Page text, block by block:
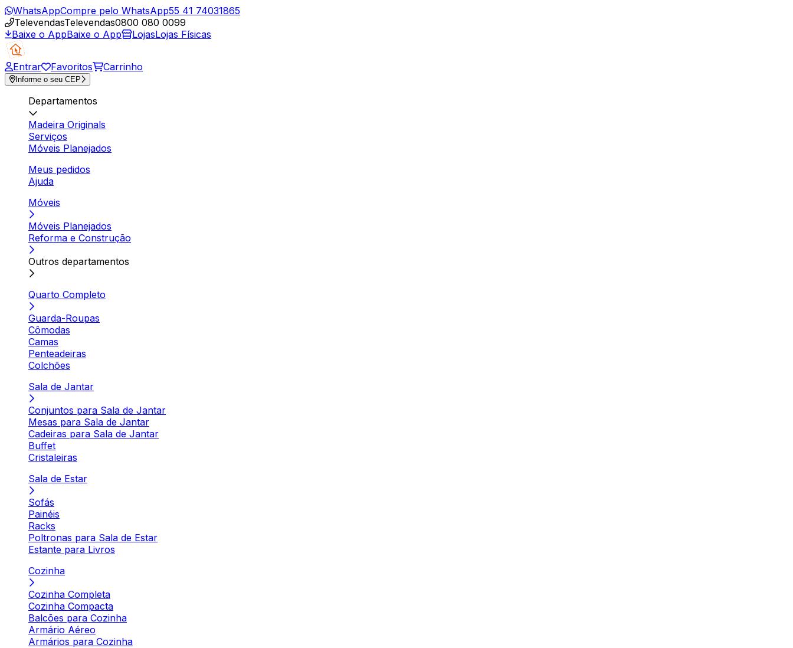
WhatsAppCompre pelo WhatsApp55 41 74031865
TelevendasTelevendas0800 080 0099
Baixe o AppBaixe o App LojasLojas Físicas
Entrar Favoritos Carrinho
Informe o seu CEP
Departamentos
Madeira Originals
Serviços
Móveis Planejados
Meus pedidos
Ajuda
Móveis
Móveis Planejados
Reforma e Construção
Outros departamentos
Quarto Completo
Guarda-Roupas
Cômodas
Camas
Penteadeiras
Colchões
Sala de Jantar
Conjuntos para Sala de Jantar
Mesas para Sala de Jantar
Cadeiras para Sala de Jantar
Buffet
Cristaleiras
Sala de Estar
Sofás
Painéis
Racks
Poltronas para Sala de Estar
Estante para Livros
Cozinha
Cozinha Completa
Cozinha Compacta
Balcões para Cozinha
Armário Aéreo
Armários para Cozinha